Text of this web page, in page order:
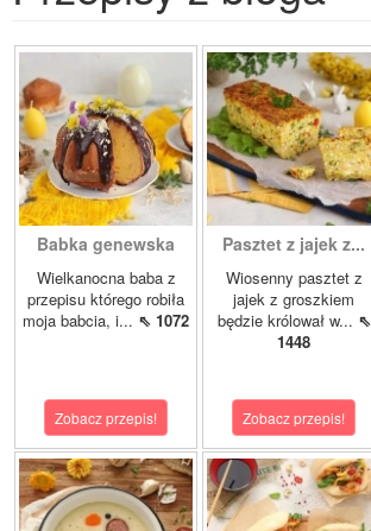
Babka genewska
Wielkanocna baba z
przepisu którego robiła
moja babcia, i... ⇖ 1072
Zobacz przepis!
Pasztet z jajek z...
Wiosenny pasztet z
jajek z groszkiem
będzie królował w... ⇖
1448
Zobacz przepis!